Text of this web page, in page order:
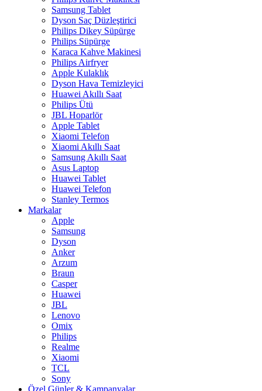
Samsung Tablet
Dyson Saç Düzleştirici
Philips Dikey Süpürge
Philips Süpürge
Karaca Kahve Makinesi
Philips Airfryer
Apple Kulaklık
Dyson Hava Temizleyici
Huawei Akıllı Saat
Philips Ütü
JBL Hoparlör
Apple Tablet
Xiaomi Telefon
Xiaomi Akıllı Saat
Samsung Akıllı Saat
Asus Laptop
Huawei Tablet
Huawei Telefon
Stanley Termos
Markalar
Apple
Samsung
Dyson
Anker
Arzum
Braun
Casper
Huawei
JBL
Lenovo
Omix
Philips
Realme
Xiaomi
TCL
Sony
Özel Günler & Kampanyalar